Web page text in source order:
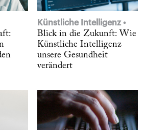
Künstliche Intelligenz
Blick in die Zukunft: Wie
Künstliche Intelligenz
unsere Gesundheit
verändert